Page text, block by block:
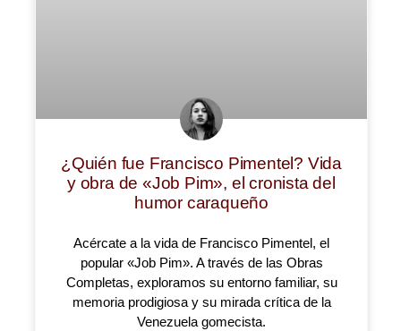
¿Quién fue Francisco Pimentel? Vida
y obra de «Job Pim», el cronista del
humor caraqueño
Acércate a la vida de Francisco Pimentel, el
popular «Job Pim». A través de las Obras
Completas, exploramos su entorno familiar, su
memoria prodigiosa y su mirada crítica de la
Venezuela gomecista.